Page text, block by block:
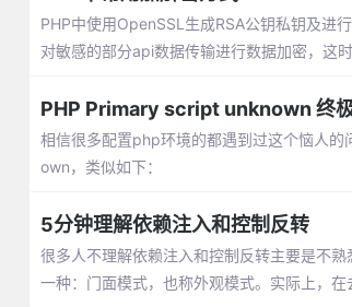
PHP中使用OpenSSL生成RSA公钥私钥及进
对敏感的部分api数据传输进行数据加密，这
PHP Primary script unknown 终
相信很多配置php环境的都遇到过这个恼人
own，类似如下：
5分钟理解依赖注入和控制反转
很多人不理解依赖注入和控制反转主要是不
一种：门面模式，也称外观模式。实际上，